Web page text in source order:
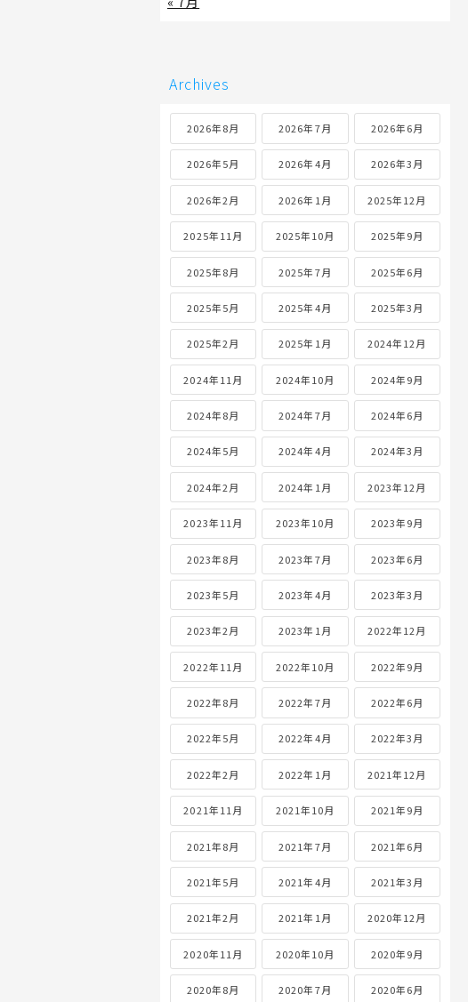
Archives
2026年8月 2026年7月 2026年6月
2026年5月 2026年4月 2026年3月
2026年2月 2026年1月 2025年12月
2025年11月 2025年10月 2025年9月
2025年8月 2025年7月 2025年6月
2025年5月 2025年4月 2025年3月
2025年2月 2025年1月 2024年12月
2024年11月 2024年10月 2024年9月
2024年8月 2024年7月 2024年6月
2024年5月 2024年4月 2024年3月
2024年2月 2024年1月 2023年12月
2023年11月 2023年10月 2023年9月
2023年8月 2023年7月 2023年6月
2023年5月 2023年4月 2023年3月
2023年2月 2023年1月 2022年12月
2022年11月 2022年10月 2022年9月
2022年8月 2022年7月 2022年6月
2022年5月 2022年4月 2022年3月
2022年2月 2022年1月 2021年12月
2021年11月 2021年10月 2021年9月
2021年8月 2021年7月 2021年6月
2021年5月 2021年4月 2021年3月
2021年2月 2021年1月 2020年12月
2020年11月 2020年10月 2020年9月
2020年8月 2020年7月 2020年6月